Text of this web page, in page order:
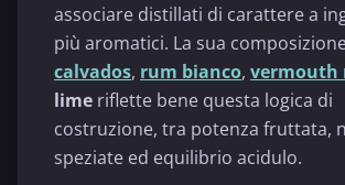
associare distillati di carattere a
più aromatici. La sua
calvados, rum bianco, vermouth
lime riflette bene questa logica di
costruzione, tra potenza fruttata,
speziate ed equilibrio acidulo.